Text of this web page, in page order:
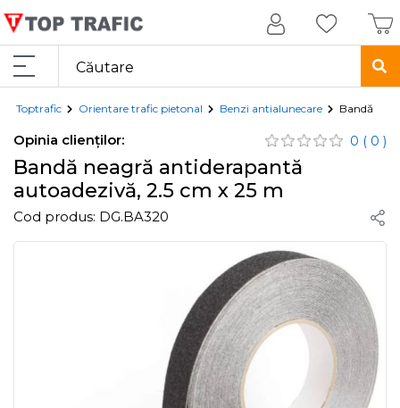
Toptrafic Orientare trafic pietonal Benzi antialunecare Bandă
Opinia clienților: 0 ( 0 )
Bandă neagră antiderapantă
autoadezivă, 2.5 cm x 25 m
Cod produs: DG.BA320